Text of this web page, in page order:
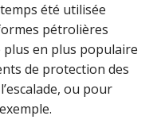
été utilisée
pétrolières
plus en plus populaire
de protection des
ou pour